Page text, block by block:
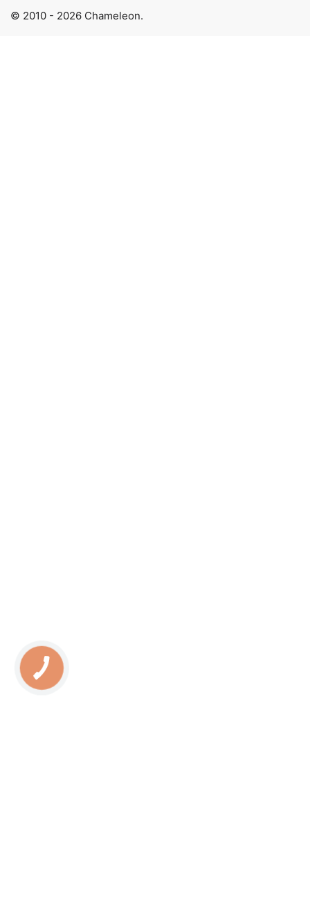
© 2010 - 2026 Chameleon.